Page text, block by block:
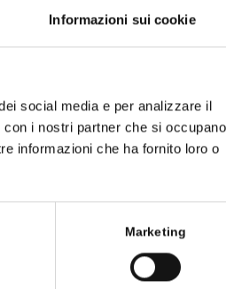
Informazioni sui cookie
social media e per analizzare il
i nostri partner che si occupano
informazioni che ha fornito loro o
Marketing
12
31
Aloe
5
13